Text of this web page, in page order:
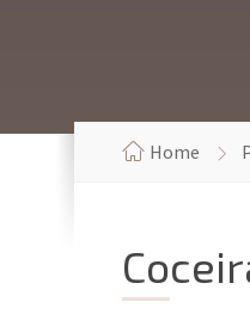
Home